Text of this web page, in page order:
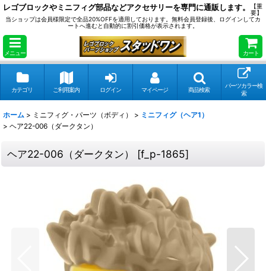
レゴブロックやミニフィグ部品などアクセサリーを専門に通販します。
【重
要】
当ショップは会員様限定で全品20%OFFを適用しております。無料会員登録後、ログインしてカ
ートへ進むと自動的に割引価格が表示されます。
メニュー カート
カテゴリ ご利用案内 ログイン マイページ 商品検索
パーツカラー検
索
ホーム > ミニフィグ・パーツ（ボディ） > ミニフィグ（ヘア1）
> ヘア22-006（ダークタン）
ヘア22-006（ダークタン） [f_p-1865]